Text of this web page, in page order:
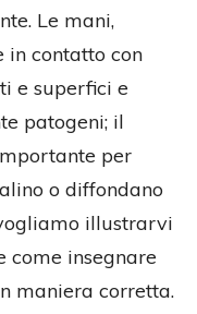
Le mani,
in contatto con
e superfici e
patogeni; il
per
o diffondano
illustrarvi
come insegnare
maniera corretta.